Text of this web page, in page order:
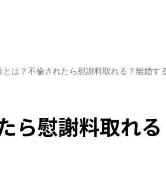
とは？不倫されたら慰謝料取れる？離婚す
ら慰謝料取れ